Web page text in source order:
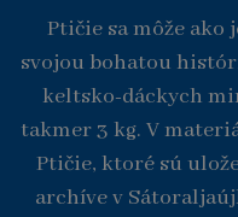
Ptičie sa môže ako
svojou bohatou
keltsko-dáckych
takmer 3 kg. V
Ptičie, ktoré sú
archíve v